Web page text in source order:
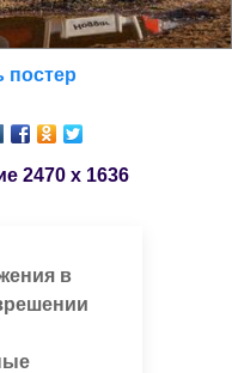
постер
2470 x 1636
в